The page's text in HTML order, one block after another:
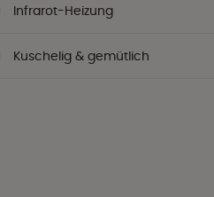
Infrarot-Heizung
Kuschelig & gemütlich